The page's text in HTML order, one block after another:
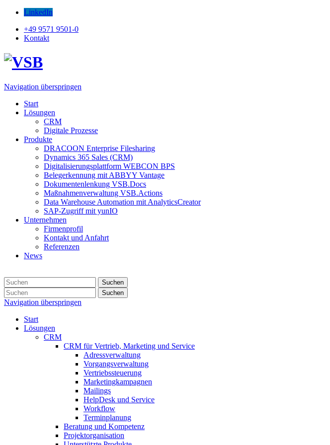
LinkedIn
+49 9571 9501-0
Kontakt
Navigation überspringen
Start
Lösungen
CRM
Digitale Prozesse
Produkte
DRACOON Enterprise Filesharing
Dynamics 365 Sales (CRM)
Digitalisierungsplattform WEBCON BPS
Belegerkennung mit ABBYY Vantage
Dokumentenlenkung VSB.Docs
Maßnahmenverwaltung VSB.Actions
Data Warehouse Automation mit AnalyticsCreator
SAP-Zugriff mit yunIO
Unternehmen
Firmenprofil
Kontakt und Anfahrt
Referenzen
News
Suchen
Suchen
Navigation überspringen
Start
Lösungen
CRM
CRM für Vertrieb, Marketing und Service
Adressverwaltung
Vorgangsverwaltung
Vertriebssteuerung
Marketingkampagnen
Mailings
HelpDesk und Service
Workflow
Terminplanung
Beratung und Kompetenz
Projektorganisation